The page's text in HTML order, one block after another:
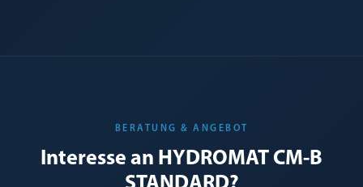
BERATUNG & ANGEBOT
Interesse an HYDROMAT CM-B